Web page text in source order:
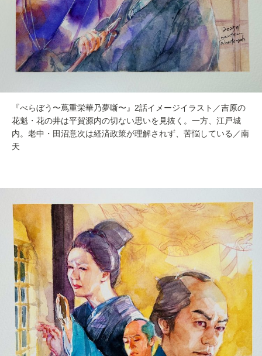
『べらぼう〜蔦重栄華乃夢噺〜』2話イメージイラスト／吉原の
花魁・花の井は平賀源内の切ない思いを見抜く。一方、江戸城
内。老中・田沼意次は経済政策が理解されず、苦悩している／南
天